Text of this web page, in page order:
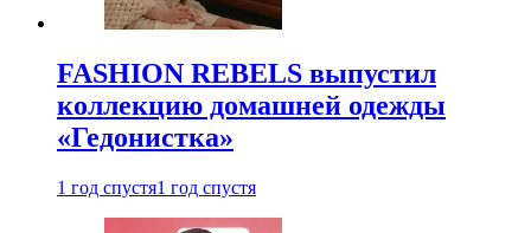
FASHION REBELS выпустил
коллекцию домашней одежды
«Гедонистка»
1 год спустя1 год спустя